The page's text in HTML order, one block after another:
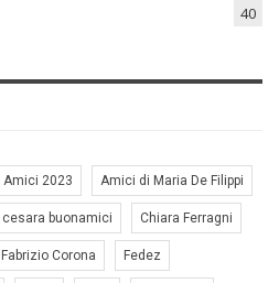
40
Amici 2023 Amici di Maria De Filippi
cesara buonamici Chiara Ferragni
Fabrizio Corona Fedez